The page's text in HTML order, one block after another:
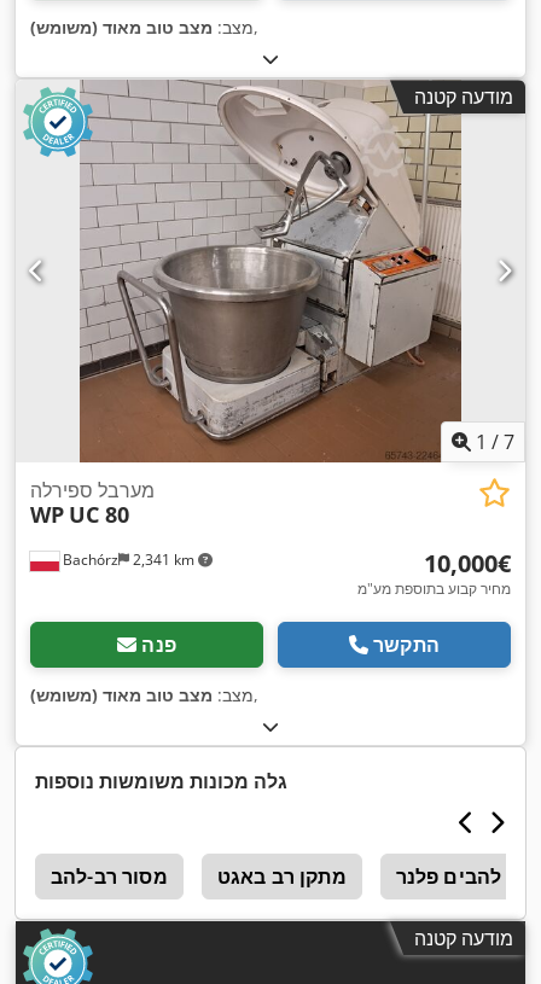
מצב: מצב טוב מאוד (משומש) ,
מודעה קטנה
1 /7
Bachórz 2,341 km
מערבל ספירלה
WP UC 80
‏10,000 ‏€
מחיר קבוע בתוספת מע"מ
פנה התקשר
מצב: מצב טוב מאוד (משומש) ,
גלה מכונות משומשות נוספות
מסור רב-להב מתקן רב באגט להבים פלנר
מודעה קטנה